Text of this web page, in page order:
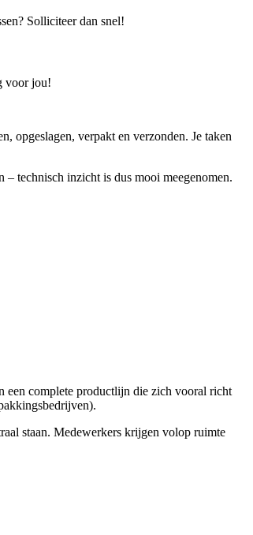
Solliciteer dan snel!
voor jou!
opgeslagen, verpakt en verzonden. Je taken
technisch inzicht is dus mooi meegenomen.
een complete productlijn die zich vooral richt
staan. Medewerkers krijgen volop ruimte